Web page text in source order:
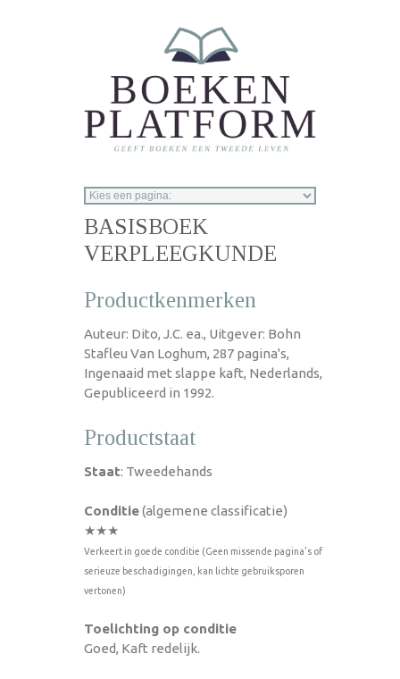
BASISBOEK
VERPLEEGKUNDE
Productkenmerken
Auteur: Dito, J.C. ea., Uitgever: Bohn
Stafleu Van Loghum, 287 pagina's,
Ingenaaid met slappe kaft, Nederlands,
Gepubliceerd in 1992.
Productstaat
Staat: Tweedehands
Conditie(algemene classificatie)
★★★
Verkeert in goede conditie (Geen missende pagina's of
serieuze beschadigingen, kan lichte gebruiksporen
vertonen)
Toelichting op conditie
Goed, Kaft redelijk.